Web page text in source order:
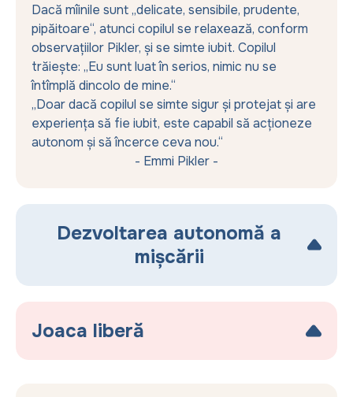
Dacă mîinile sunt „delicate, sensibile, prudente,
pipăitoare“, atunci copilul se relaxează, conform
observațiilor Pikler, și se simte iubit. Copilul
trăiește: „Eu sunt luat în serios, nimic nu se
întîmplă dincolo de mine.“
„Doar dacă copilul se simte sigur și protejat și are
experiența să fie iubit, este capabil să acționeze
autonom și să încerce ceva nou.“
- Emmi Pikler -
Dezvoltarea autonomă a
mișcării
pregătim un spațiu/mediu provocator, însă nu
Joaca liberă